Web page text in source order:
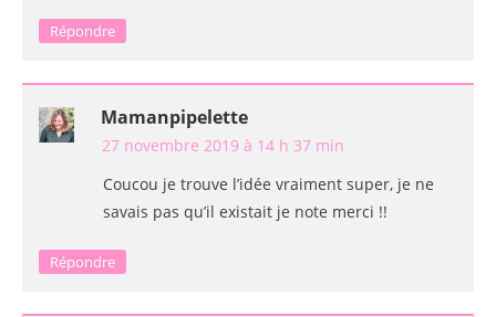
Répondre
Mamanpipelette
27 novembre 2019 à 14 h 37 min
Coucou je trouve l’idée vraiment super, je ne
savais pas qu’il existait je note merci !!
Répondre